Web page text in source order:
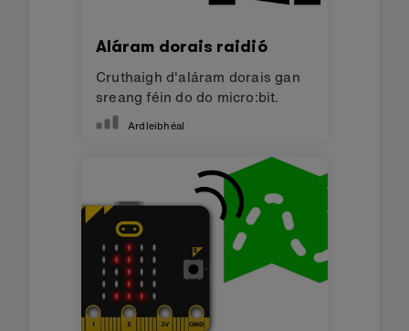
Aláram dorais raidió
Cruthaigh d'aláram dorais gan
sreang féin do do micro:bit.
Ardleibhéal